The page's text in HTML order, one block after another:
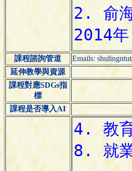
課程諮詢管道
Emails:
延伸教學與資源
課程對應SDGs指
標
課程是否導入AI